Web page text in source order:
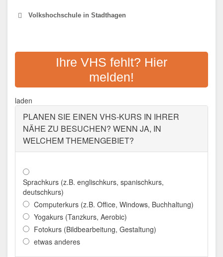
Volkshochschule in Stadthagen
VHS SCHAUMBURG
Adresse: Jahnstr. 21 A, 31655 Stadthagen
Ihre VHS fehlt? Hier
melden!
laden
PLANEN SIE EINEN VHS-KURS IN IHRER
NÄHE ZU BESUCHEN? WENN JA, IN
WELCHEM THEMENGEBIET?
Sprachkurs (z.B. englischkurs, spanischkurs,
deutschkurs)
Computerkurs (z.B. Office, Windows, Buchhaltung)
Yogakurs (Tanzkurs, Aerobic)
Fotokurs (Bildbearbeitung, Gestaltung)
etwas anderes